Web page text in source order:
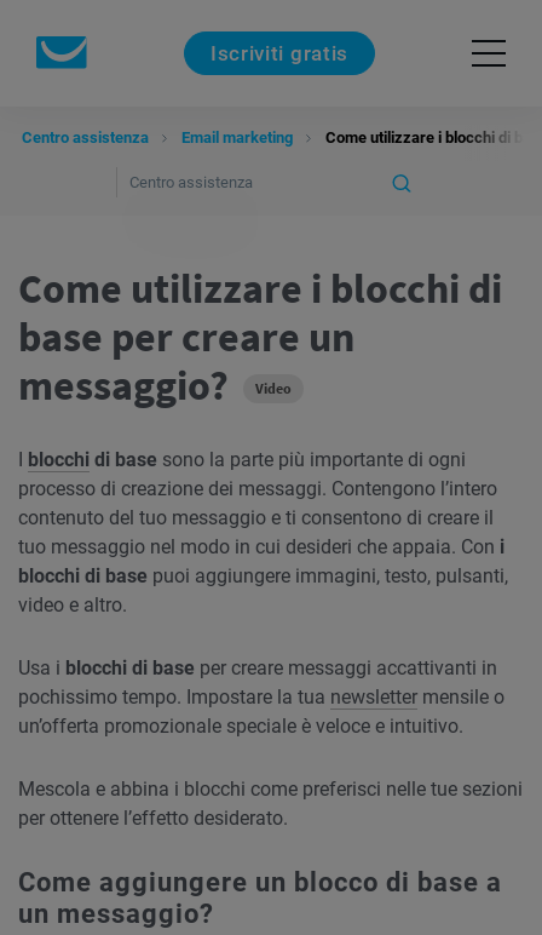
Iscriviti gratis
Centro assistenza Email marketing Come utilizzare i blocchi di
Come utilizzare i blocchi di
base per creare un
messaggio?
Video
I blocchi di base sono la parte più importante di ogni
processo di creazione dei messaggi. Contengono l’intero
contenuto del tuo messaggio e ti consentono di creare il
tuo messaggio nel modo in cui desideri che appaia. Con i
blocchi di base puoi aggiungere immagini, testo, pulsanti,
video e altro.
Usa i blocchi di base per creare messaggi accattivanti in
pochissimo tempo. Impostare la tua newsletter mensile o
un’offerta promozionale speciale è veloce e intuitivo.
Mescola e abbina i blocchi come preferisci nelle tue sezioni
per ottenere l’effetto desiderato.
Come aggiungere un blocco di base a
un messaggio?